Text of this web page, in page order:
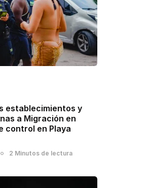
establecimientos y
a Migración en
control en Playa
2 Minutos de lectura